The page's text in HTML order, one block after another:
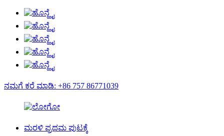
ನಮಗೆ ಕರೆ ಮಾಡಿ: +86 757 86771039
ಮರಳಿ ಪ್ರಥಮ ಪುಟಕ್ಕೆ